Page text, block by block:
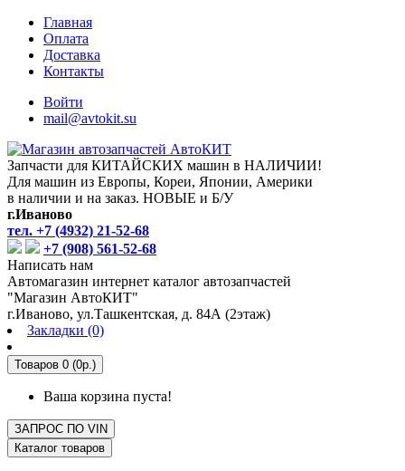
Главная
Оплата
Доставка
Контакты
Войти
mail@avtokit.su
Запчасти для КИТАЙСКИХ машин в НАЛИЧИИ!
Для машин из Европы, Кореи, Японии, Америки
в наличии и на заказ. НОВЫЕ и Б/У
г.Иваново
тел. +7 (4932) 21-52-68
+7 (908) 561-52-68
Написать нам
Автомагазин интернет каталог автозапчастей
"Магазин АвтоКИТ"
г.Иваново, ул.Ташкентская, д. 84А (2этаж)
Закладки (0)
Товаров 0 (0р.)
Ваша корзина пуста!
ЗАПРОС ПО VIN
Каталог товаров